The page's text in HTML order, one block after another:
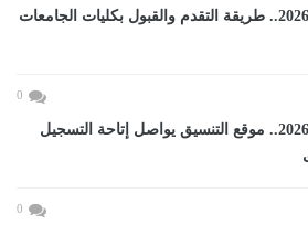
تنسيق الجامعات 2026.. طريقة التقدم والقبول بكليات الجامعات
0
تنسيق الجامعات 2026.. موقع التنسيق يواصل إتاحة التسجيل
0